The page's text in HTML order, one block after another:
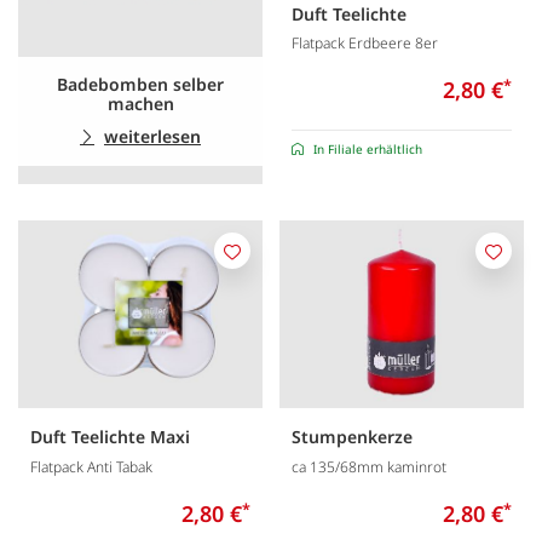
Badebomben selber
machen
weiterlesen
Duft Teelichte
Flatpack Erdbeere 8er
2,80 €*
In Filiale erhältlich
Duft Teelichte Maxi
Flatpack Anti Tabak
2,80 €*
Merken
Stumpenkerze
ca 135/68mm kaminrot
2,80 €*